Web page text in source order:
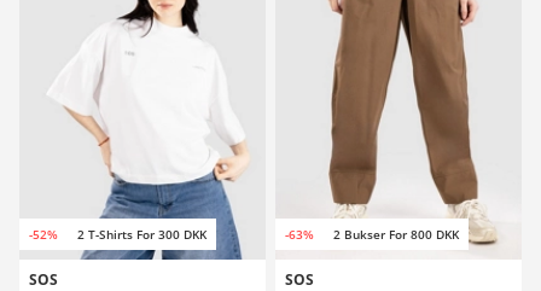
-52% 2 T-Shirts For 300 DKK
SOS
-63% 2 Bukser For 800 DKK
SOS